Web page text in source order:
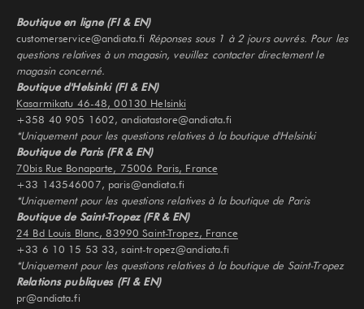
Boutique en ligne (FI & EN)
customerservice@andiata.fi Réponses sous 1 à 2 jours ouvrés. Pour les
questions relatives à un magasin, veuillez contacter directement le
magasin concerné.
Boutique d'Helsinki (FI & EN)
Kasarmikatu 46-48, 00130 Helsinki
+358 40 905 1602, andiatastore@andiata.fi
*Uniquement pour les questions relatives à la boutique d'Helsinki
Boutique de Paris (FR & EN)
70bis Rue Bonaparte, 75006 Paris, France
+33 143546007, paris@andiata.fi
*Uniquement pour les questions relatives à la boutique de Paris
Boutique de Saint-Tropez (FR & EN)
24 Bd Louis Blanc, 83990 Saint-Tropez, France
+33 6 10 15 53 33, saint-tropez@andiata.fi
*Uniquement pour les questions relatives à la boutique de Saint-Tropez
Relations publiques (FI & EN)
pr@andiata.fi